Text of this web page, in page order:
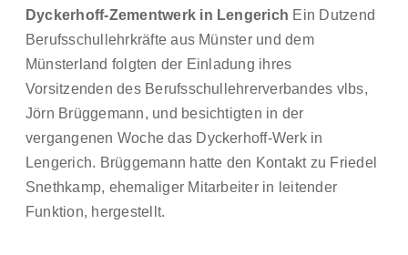
Dyckerhoff-Zementwerk in Lengerich Ein Dutzend
Berufsschullehrkräfte aus Münster und dem
Münsterland folgten der Einladung ihres
Vorsitzenden des Berufsschullehrerverbandes vlbs,
Jörn Brüggemann, und besichtigten in der
vergangenen Woche das Dyckerhoff-Werk in
Lengerich. Brüggemann hatte den Kontakt zu Friedel
Snethkamp, ehemaliger Mitarbeiter in leitender
Funktion, hergestellt.